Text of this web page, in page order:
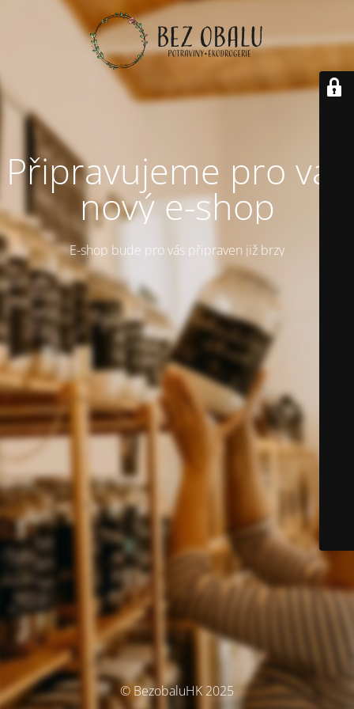
Připravujeme pro vás
nový e-shop
E-shop bude pro vás připraven již brzy
© BezobaluHK 2025